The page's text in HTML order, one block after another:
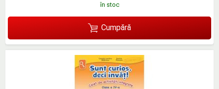
în stoc
Cumpără